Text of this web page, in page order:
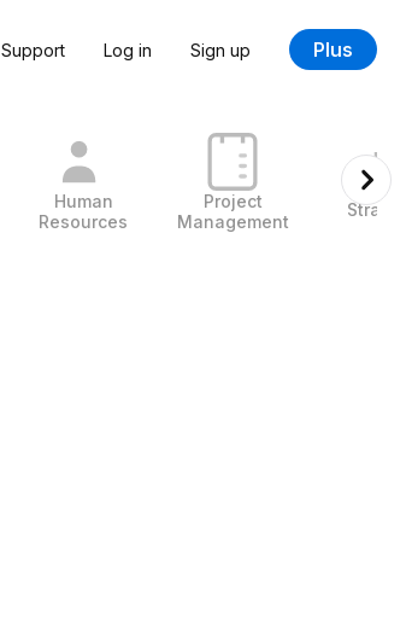
Support Log in Sign up Plus
Human
Resources
Project
Management